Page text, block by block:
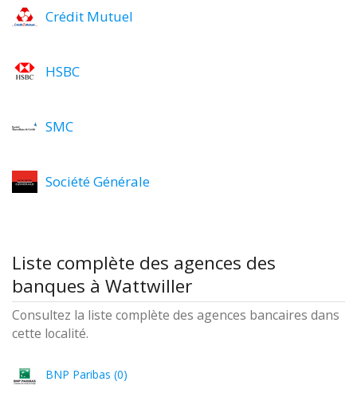
Crédit Mutuel
HSBC
SMC
Société Générale
Liste complète des agences des
banques à Wattwiller
Consultez la liste complète des agences bancaires dans
cette localité.
BNP Paribas (0)